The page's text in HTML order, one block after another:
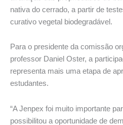
nativa do cerrado, a partir de
curativo vegetal biodegradável.
Para o presidente da comissão
professor Daniel Oster, a
representa mais uma etapa de
estudantes.
“A Jenpex foi muito importante
possibilitou a oportunidade de